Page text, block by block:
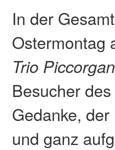
In der
Ostermontag
Trio Piccorgan
Besucher
Gedanke,
und ganz